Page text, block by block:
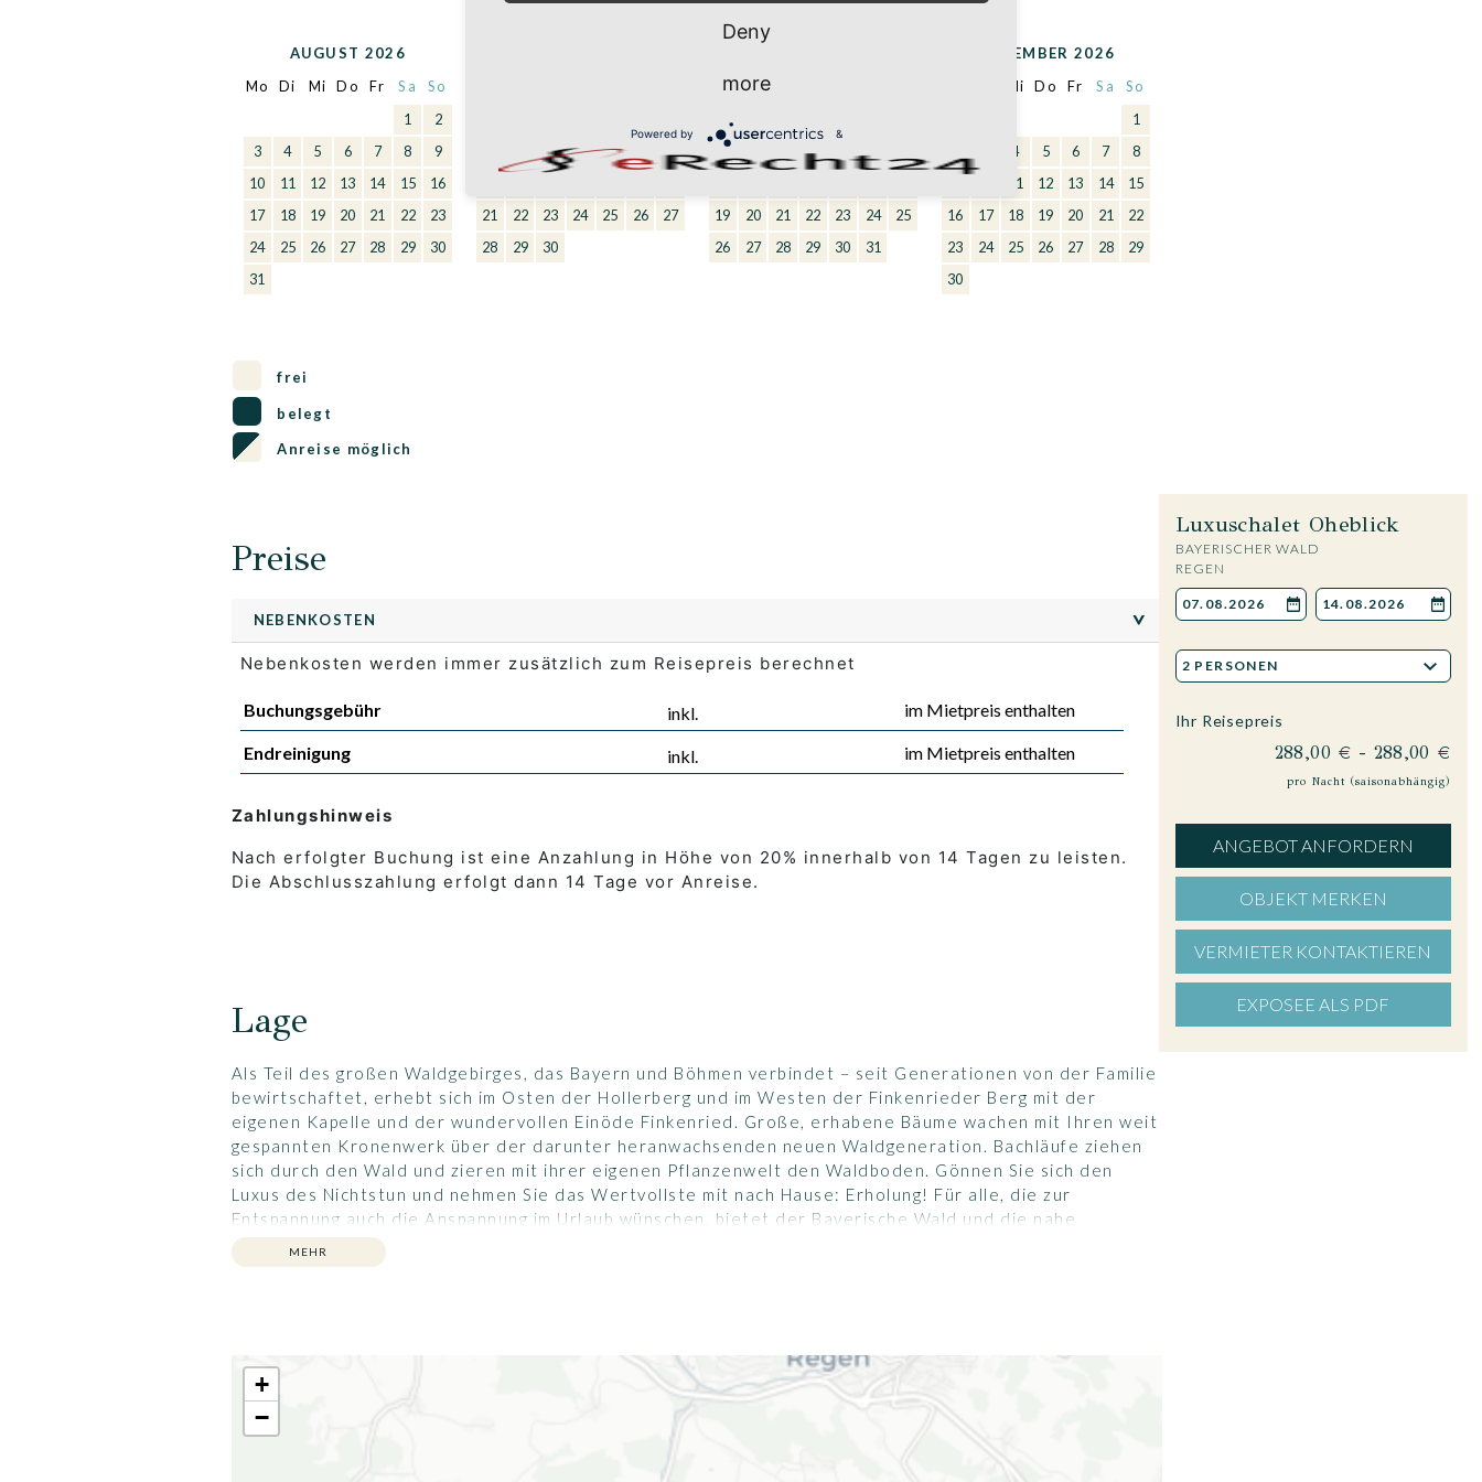
AUGUST 2026
Mo
Di Mi Do Fr Sa
So
1
2
3
4 5 6 7 8
9
10
11 12 13 14 15
16
17
18 19 20 21 22
23
24
25 26 27 28 29
30
31
9 10 11
13
21
22 23 24 25 26
27
28
29 30
Mo Di
5
8 10
19
20 21 22 23 24
25
26
27 28 29 30 31
NOVEMBER 2026
Mi Do Fr Sa
So
1
4 5 6 7
8
11 12 13 14
15
16
17 18 19 20 21
22
23
24 25 26 27 28
29
30
frei
belegt
Anreise möglich
Preise
NEBENKOSTEN >
Nebenkosten werden immer zusätzlich zum Reisepreis berechnet
Buchungsgebühr inkl. im Mietpreis enthalten
Endreinigung inkl. im Mietpreis enthalten
Zahlungshinweis
Nach erfolgter Buchung ist eine Anzahlung in Höhe von 20% innerhalb von 14 Tagen zu leisten.
Die Abschlusszahlung erfolgt dann 14 Tage vor Anreise.
Lage
Als Teil des großen Waldgebirges, das Bayern und Böhmen verbindet – seit Generationen von der Familie
bewirtschaftet, erhebt sich im Osten der Hollerberg und im Westen der Finkenrieder Berg mit der
eigenen Kapelle und der wundervollen Einöde Finkenried. Große, erhabene Bäume wachen mit Ihren weit
gespannten Kronenwerk über der darunter heranwachsenden neuen Waldgeneration. Bachläufe ziehen
sich durch den Wald und zieren mit ihrer eigenen Pflanzenwelt den Waldboden. Gönnen Sie sich den
Luxus des Nichtstun und nehmen Sie das Wertvollste mit nach Hause: Erholung! Für alle, die zur
Entspannung auch die Anspannung im Urlaub wünschen, bietet der Bayerische Wald und die nahe
gelegenen Städte eine Fülle von lohnenswerten Attraktionspunkten, ob im Bereich Kultur und Brauchtum
oder aktiver Bewegung im Sommer wie auch im Winter. Als Partner des Nationalparks empfehlen wir
MEHR
+
−
Luxuschalet Oheblick
BAYERISCHER WALD
REGEN
Ihr Reisepreis
288,00 € - 288,00 €
pro Nacht (saisonabhängig)
ANGEBOT ANFORDERN
OBJEKT MERKEN
VERMIETER KONTAKTIEREN
EXPOSEE ALS PDF
Deny
more
Powered by &